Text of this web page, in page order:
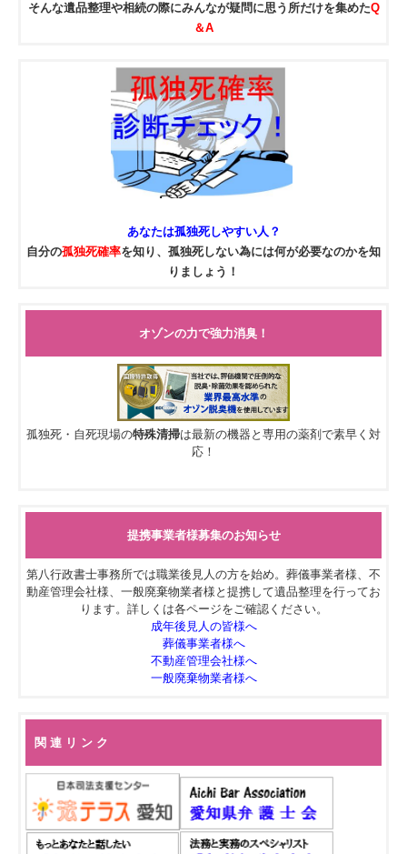
そんな遺品整理や相続の際にみんなが疑問に思う所だけを集めたQ
＆A
あなたは孤独死しやすい人？
自分の孤独死確率を知り、孤独死しない為には何が必要なのかを知
りましょう！
オゾンの力で強力消臭！
孤独死・自死現場の特殊清掃は最新の機器と専用の薬剤で素早く対
応！
提携事業者様募集のお知らせ
第八行政書士事務所では職業後見人の方を始め。葬儀事業者様、不
動産管理会社様、一般廃棄物業者様と提携して遺品整理を行ってお
ります。詳しくは各ページをご確認ください。
成年後見人の皆様へ
葬儀事業者様へ
不動産管理会社様へ
一般廃棄物業者様へ
関 連 リ ン ク